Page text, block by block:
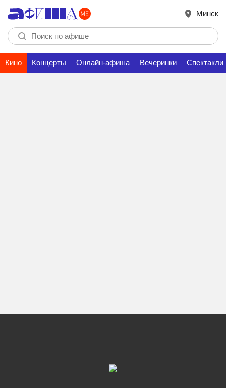
Минск
Кино Концерты Онлайн-афиша Вечеринки Спектакли